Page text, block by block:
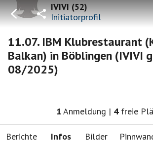
IVIVI(52)
Initiatorprofil
11.07. IBM Klubrestaurant
Balkan) in Böblingen (IVIVI
08/2025)
1 Anmeldung | 4 freie
Berichte Infos Bilder